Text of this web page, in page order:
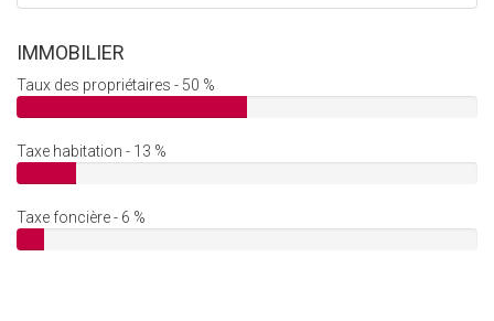
IMMOBILIER
Taux des propriétaires - 50 %
Taxe habitation - 13 %
Taxe foncière - 6 %